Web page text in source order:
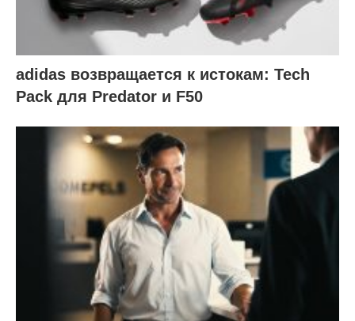
adidas возвращается к истокам: Tech
Pack для Predator и F50